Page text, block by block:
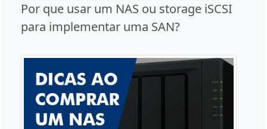
Por que usar um NAS ou storage iSCSI
para implementar uma SAN?